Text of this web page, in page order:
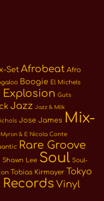
Set Afrobeat Afro
Boogie El Michels
Explosion Guts
Jazz Jazz & Milk
Jose James
Mix-
Myron & E Nicola Conte
Rare Groove
Shawn Lee Soul Soul-
Tobias Kirmayer Tokyo
Vinyl